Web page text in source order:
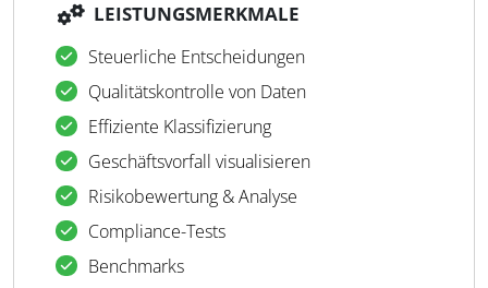
LEISTUNGSMERKMALE
Steuerliche Entscheidungen
Qualitätskontrolle von Daten
Effiziente Klassifizierung
Geschäftsvorfall visualisieren
Risikobewertung & Analyse
Compliance-Tests
Benchmarks